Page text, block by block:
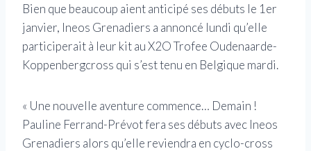
Bien que beaucoup aient anticipé ses débuts le 1er
janvier, Ineos Grenadiers a annoncé lundi qu’elle
participerait à leur kit au X2O Trofee Oudenaarde-
Koppenbergcross qui s’est tenu en Belgique mardi.
« Une nouvelle aventure commence… Demain !
Pauline Ferrand-Prévot fera ses débuts avec Ineos
Grenadiers alors qu’elle reviendra en cyclo-cross